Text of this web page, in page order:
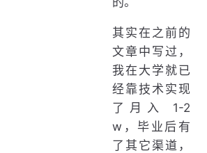
其实在之前的
文章中写过，
我在大学就已
经靠技术实现
了月入 1-2
w，毕业后有
了其它渠道，